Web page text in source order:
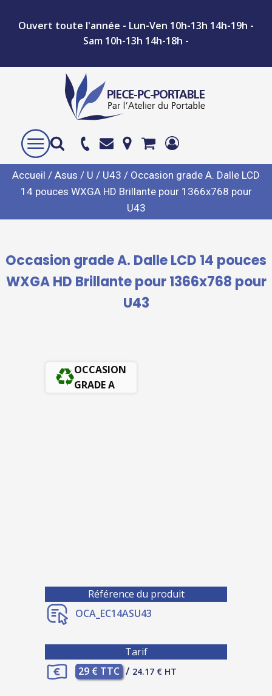
Ouvert toute l'année - Lun-Ven 10h-13h 14h-19h -
Sam 10h-13h 14h-18h -
Accueil / Asus / U / U43 / Occasion grade A. Dalle LCD
14 pouces WXGA HD Brillante pour 1366x768 pour
U43
Occasion grade A. Dalle LCD 14 pouces
WXGA HD Brillante pour 1366x768 pour
U43
OCCASION
GRADE A
Référence du produit
OCA_EC14ASU43
Tarif
29 € TTC / 24.17 € HT